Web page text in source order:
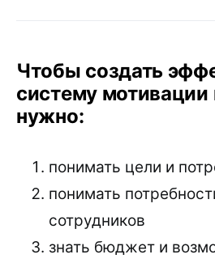
Чтобы создать
систему мотивации
нужно:
понимать цели и
понимать
сотрудников
знать бюджет и